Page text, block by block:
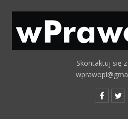
Skontaktuj się